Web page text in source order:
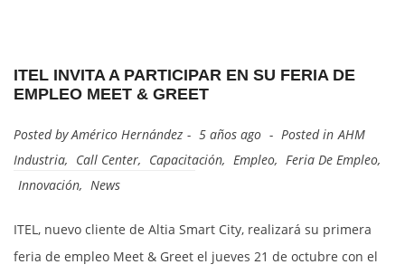
ITEL INVITA A PARTICIPAR EN SU FERIA DE
EMPLEO MEET & GREET
Posted byAmérico Hernández 5 años ago Posted in AHM
Industria, Call Center, Capacitación, Empleo, Feria De Empleo,
Innovación, News
ITEL, nuevo cliente de Altia Smart City, realizará su primera
feria de empleo Meet & Greet el jueves 21 de octubre con el